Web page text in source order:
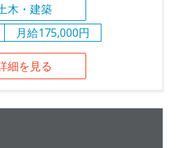
木・建築
月給175,000円
細を見る